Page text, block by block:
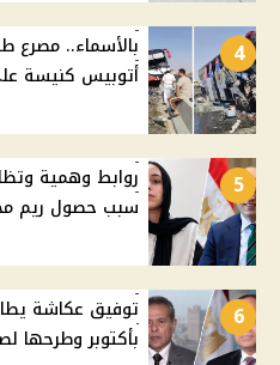
4
أتوبيس كنيسة
5
روابط وهمية
سبب حصول ريم محمد على 4%
6
بأكتوبر وطرحها